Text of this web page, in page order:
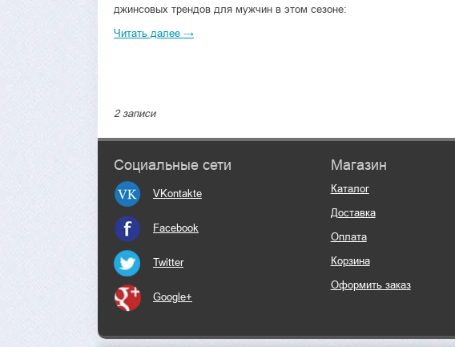
джинсовых трендов для мужчин в этом сезоне:
Читать далее →
2 записи
Социальные сети
VKontakte
Facebook
Twitter
Google+
Магазин
Каталог
Доставка
Оплата
Корзина
Оформить заказ